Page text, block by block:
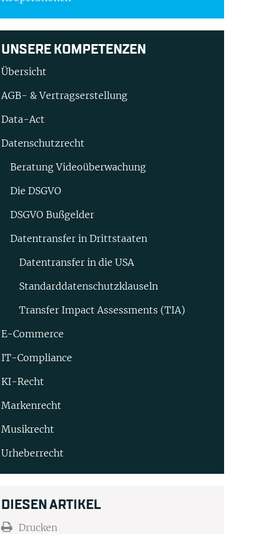
UNSERE KOMPETENZEN
Übersicht
AGB- & Vertragserstellung
Data-Act
Datenschutzrecht
Beratung Video­überwachung
Die DSGVO
DSGVO Bußgelder
Datentransfer in Drittstaaten
Datentransfer in die USA
Standard­datenschutz­klauseln
Transfer Impact Assessments (TIA)
E-Commerce
IT-Compliance
KI-Recht
Markenrecht
Musikrecht
Urheberrecht
DIESEN ARTIKEL
Drucken